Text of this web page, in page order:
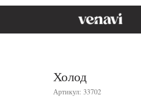
Холод
Артикул: 33702